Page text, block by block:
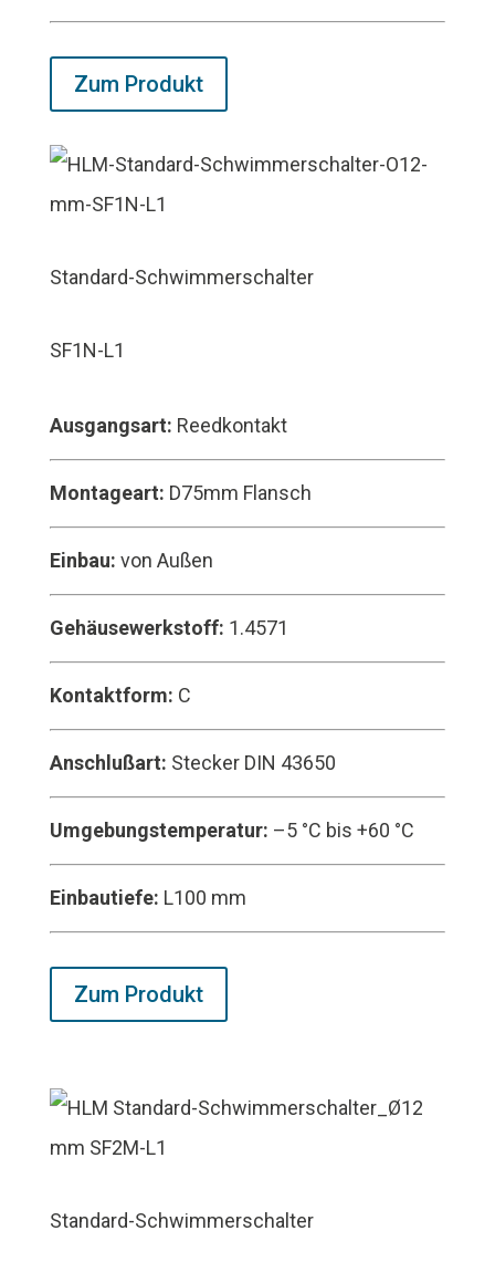
Zum Produkt
Standard-Schwimmerschalter
SF1N-L1
Ausgangsart: Reedkontakt
Montageart: D75mm Flansch
Einbau: von Außen
Gehäusewerkstoff: 1.4571
Kontaktform: C
Anschlußart: Stecker DIN 43650
Umgebungstemperatur: –5 °C bis +60 °C
Einbautiefe: L100 mm
Zum Produkt
Standard-Schwimmerschalter